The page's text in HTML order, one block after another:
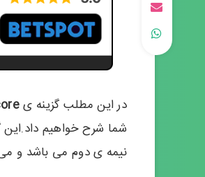
در این مطلب گزینه ی
شما شرح خواهیم داد.این
نیمه ی دوم می باشد و